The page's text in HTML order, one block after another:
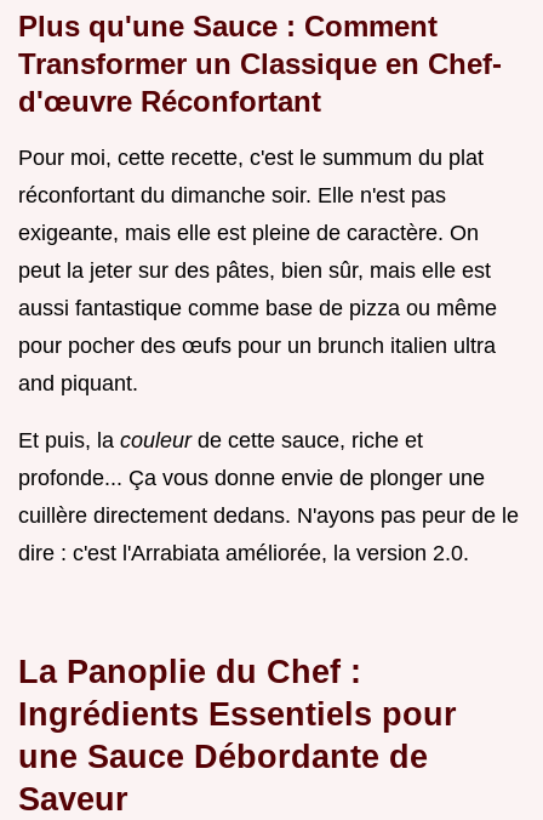
Plus qu'une Sauce : Comment
Transformer un Classique en Chef-
d'œuvre Réconfortant
Pour moi, cette recette, c'est le summum du plat
réconfortant du dimanche soir. Elle n'est pas
exigeante, mais elle est pleine de caractère. On
peut la jeter sur des pâtes, bien sûr, mais elle est
aussi fantastique comme base de pizza ou même
pour pocher des œufs pour un brunch italien ultra
and piquant.
Et puis, la couleur de cette sauce, riche et
profonde... Ça vous donne envie de plonger une
cuillère directement dedans. N'ayons pas peur de le
dire : c'est l'Arrabiata améliorée, la version 2.0.
La Panoplie du Chef :
Ingrédients Essentiels pour
une Sauce Débordante de
Saveur